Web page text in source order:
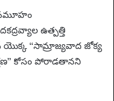
ఉత్పత్తి
యొక్క “సామ్రాజ్యవాద జోక్య
కోసం పోరాడతానని